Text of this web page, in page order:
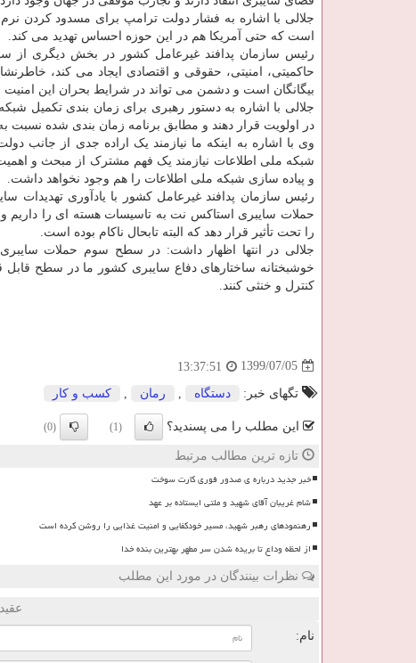
جلالی با اشاره به فشار دولت ترامپ برای مسدود کردن
است که حتی آمریکا هم در این حوزه احساس تهدید می کند.
رئیس سازمان پدافند غیرعامل کشور در بخش دیگری از
حاکمیتی، امنیتی، حقوقی و اقتصادی ایجاد می کند،
بیگانگان است و دشمن می تواند در شرایط بحران این امنیت
جلالی با اشاره به دستور رهبری برای زمان بندی تکمیل
در اولویت قرار دهند و مطابق برنامه زمان بندی شده نسبت
وی با اشاره به اینکه ما نیازمند یک اراده جدی از جانب
شبکه ملی اطلاعات نیازمند یک فهم مشترک از مبحث و
و پیاده سازی شبکه ملی اطلاعات را هم وجود نخواهد داشت.
رئیس سازمان پدافند غیرعامل کشور با یادآوری
حملات سایبری استاکس نت به تاسیسات هسته ای را داریم و
را تحت تأثیر قرار دهد که البته تابحال ناکام بوده است.
جلالی در انتها اظهار داشت: در سطح سوم حملات
خوشبختانه ساختارهای دفاع سایبری کشور ما در سطح قابل
کنترل و خنثی کنند.
1399/07/05
13:37:51
تگهای خبر: دستگاه رمان كسب و كار
این مطلب را می پسندید؟ (1)
(0)
تازه ترین مطالب مرتبط
خبر جدید درباره ی صدور فوری کارت سوخت
شام غریبان آقای شهید و ملتی ایستاده بر عهد
رهنمودهای رهبر شهید، مسیر خودکفایی و امنیت غذایی را روشن کرده است
از لحظه وداع تا بریده شدن سر مطهر بهترین بنده خدا
نظرات بینندگان در مورد این مطلب
نام: